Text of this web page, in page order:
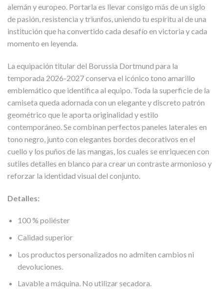
alemán y europeo. Portarla es llevar consigo más de un siglo
de pasión, resistencia y triunfos, uniendo tu espíritu al de una
institución que ha convertido cada desafío en victoria y cada
momento en leyenda.
La equipación titular del Borussia Dortmund para la
temporada 2026-2027 conserva el icónico tono amarillo
emblemático que identifica al equipo. Toda la superficie de la
camiseta queda adornada con un elegante y discreto patrón
geométrico que le aporta originalidad y estilo
contemporáneo. Se combinan perfectos paneles laterales en
tono negro, junto con elegantes bordes decorativos en el
cuello y los puños de las mangas, los cuales se enriquecen con
sutiles detalles en blanco para crear un contraste armonioso y
reforzar la identidad visual del conjunto.
Detalles:
100 % poliéster
Calidad superior
Los productos personalizados no admiten cambios ni
devoluciones.
Lavable a máquina. No utilizar secadora.